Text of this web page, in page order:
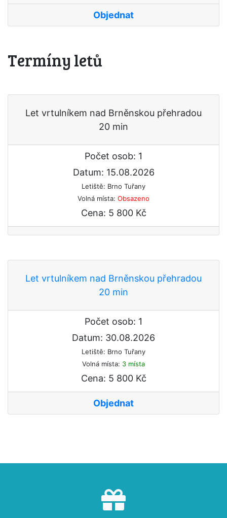
Objednat
Termíny letů
Let vrtulníkem nad Brněnskou přehradou
20 min
Počet osob: 1
Datum: 15.08.2026
Letiště: Brno Tuřany
Volná místa: Obsazeno
Cena: 5 800 Kč
Let vrtulníkem nad Brněnskou přehradou
20 min
Počet osob: 1
Datum: 30.08.2026
Letiště: Brno Tuřany
Volná místa: 3 místa
Cena: 5 800 Kč
Objednat